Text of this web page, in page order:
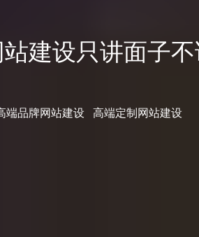
建设只讲面子
端品牌网站建设 高端定制网站建设